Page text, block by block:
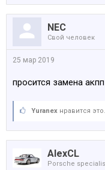
NEC
Свой человек
25 мар 2019
просится замена
Yuranex нравится это.
AlexCL
Porsche